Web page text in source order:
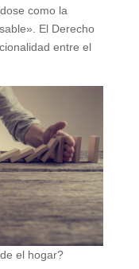
como la
El Derecho
entre el
el hogar?